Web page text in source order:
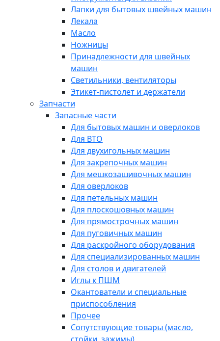
Лапки для бытовых швейных машин
Лекала
Масло
Ножницы
Принадлежности для швейных
машин
Светильники, вентиляторы
Этикет-пистолет и держатели
Запчасти
Запасные части
Для бытовых машин и оверлоков
Для ВТО
Для двухигольных машин
Для закрепочных машин
Для мешкозашивочных машин
Для оверлоков
Для петельных машин
Для плоскошовных машин
Для прямострочных машин
Для пуговичных машин
Для раскройного оборудования
Для специализированных машин
Для столов и двигателей
Иглы к ПШМ
Окантователи и специальные
приспособления
Прочее
Сопутствующие товары (масло,